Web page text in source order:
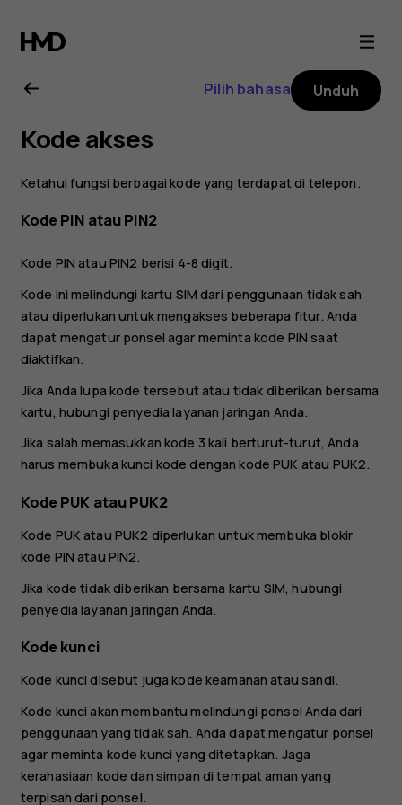
Buku
petunjuk
Nokia
C1
Pilih bahasa Unduh
Kode akses
Ketahui fungsi berbagai kode yang terdapat di telepon.
Kode PIN atau PIN2
Kode PIN atau PIN2 berisi 4-8 digit.
Kode ini melindungi kartu SIM dari penggunaan tidak sah
atau diperlukan untuk mengakses beberapa fitur. Anda
dapat mengatur ponsel agar meminta kode PIN saat
diaktifkan.
Jika Anda lupa kode tersebut atau tidak diberikan bersama
kartu, hubungi penyedia layanan jaringan Anda.
Jika salah memasukkan kode 3 kali berturut-turut, Anda
harus membuka kunci kode dengan kode PUK atau PUK2.
Kode PUK atau PUK2
Kode PUK atau PUK2 diperlukan untuk membuka blokir
kode PIN atau PIN2.
Jika kode tidak diberikan bersama kartu SIM, hubungi
penyedia layanan jaringan Anda.
Kode kunci
Kode kunci disebut juga kode keamanan atau sandi.
Kode kunci akan membantu melindungi ponsel Anda dari
penggunaan yang tidak sah. Anda dapat mengatur ponsel
agar meminta kode kunci yang ditetapkan. Jaga
kerahasiaan kode dan simpan di tempat aman yang
terpisah dari ponsel.